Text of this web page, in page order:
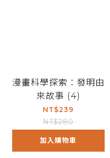
漫畫科學探索：發明由
來故事 (4)
NT$239
NT$280
加入購物車